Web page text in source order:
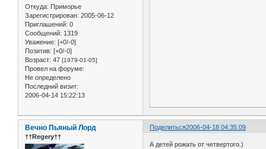
Откуда: Приморье
Зарегистрирован: 2005-06-12
Приглашений: 0
Сообщений: 1319
Уважение: [+0/-0]
Позитив: [+0/-0]
Возраст: 47 [1979-01-05]
Провел на форуме:
Не определено
Последний визит:
2006-04-14 15:22:13
Поделиться2006-04-18 04:35:09
Вечно Пьяный Лорд
††Regery††
А детей рожать от четвертого.)